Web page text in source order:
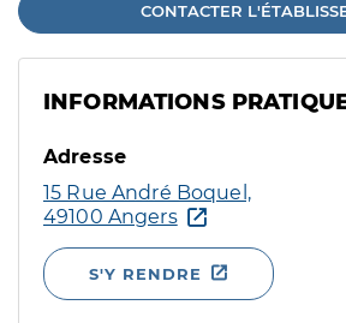
CONTACTER
INFORMATIONS
Adresse
15 Rue André Boquel,
49100 Angers
S'Y RENDRE